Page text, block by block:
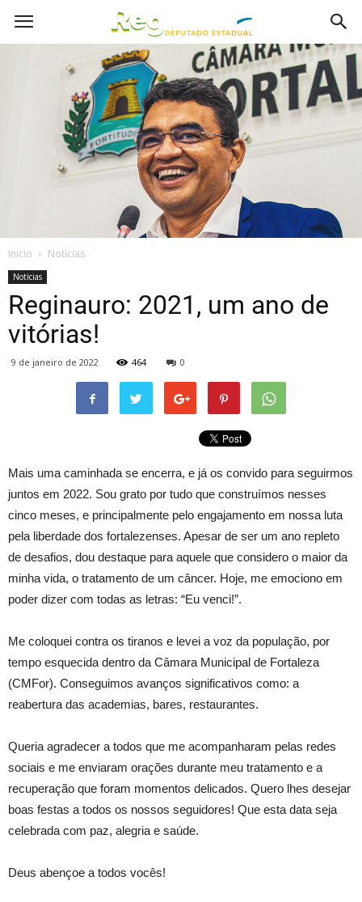
Inicio Notícias
Notícias
Reginauro: 2021, um ano de
vitórias!
9 de janeiro de 2022 464 0
Mais uma caminhada se encerra, e já os convido para seguirmos
juntos em 2022. Sou grato por tudo que construímos nesses
cinco meses, e principalmente pelo engajamento em nossa luta
pela liberdade dos fortalezenses. Apesar de ser um ano repleto
de desafios, dou destaque para aquele que considero o maior da
minha vida, o tratamento de um câncer. Hoje, me emociono em
poder dizer com todas as letras: “Eu venci!”.
Me coloquei contra os tiranos e levei a voz da população, por
tempo esquecida dentro da Câmara Municipal de Fortaleza
(CMFor). Conseguimos avanços significativos como: a
reabertura das academias, bares, restaurantes.
Queria agradecer a todos que me acompanharam pelas redes
sociais e me enviaram orações durante meu tratamento e a
recuperação que foram momentos delicados. Quero lhes desejar
boas festas a todos os nossos seguidores! Que esta data seja
celebrada com paz, alegria e saúde.
Deus abençoe a todos vocês!